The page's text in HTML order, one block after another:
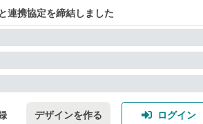
連携協定を締結しました
デザインを作る ログイン